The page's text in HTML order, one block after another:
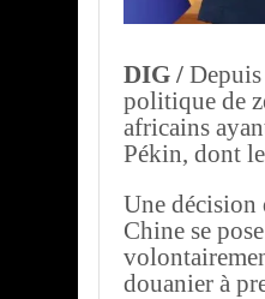
DIG /
politique de
africains
Pékin, dont
Une décision
Chine se
douanier à